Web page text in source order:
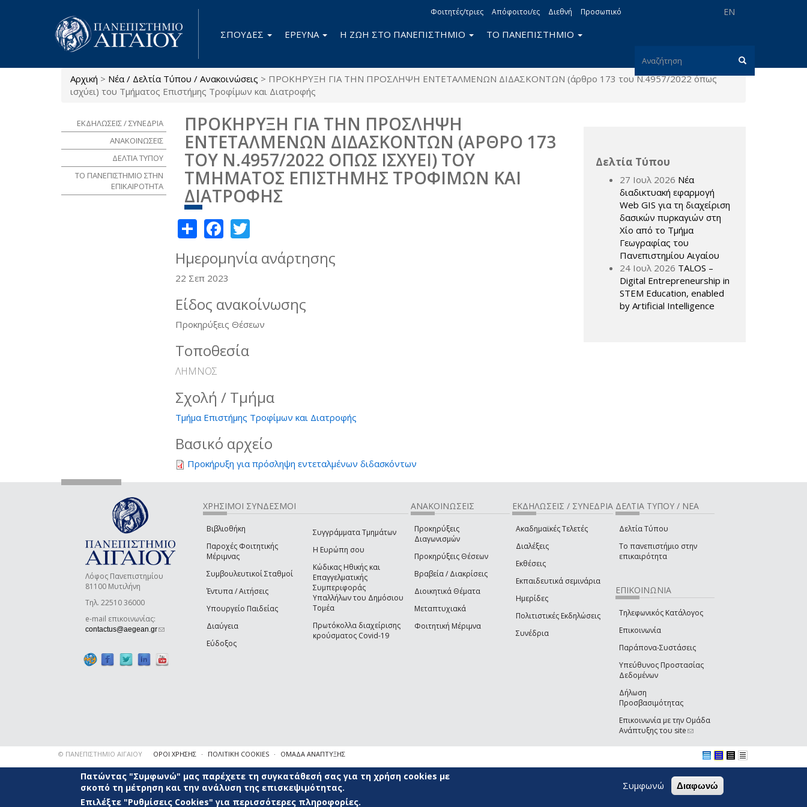
EN
Φοιτητές/τριες Απόφοιτοι/ες Διεθνή Προσωπικό
Φόρμα
αναζήτησης
Αναζήτηση
ΣΠΟΥΔΕΣ ΕΡΕΥΝΑ Η ΖΩΗ ΣΤΟ ΠΑΝΕΠΙΣΤΗΜΙΟ ΤΟ ΠΑΝΕΠΙΣΤΗΜΙΟ
Είστε εδώ
Αρχική > Νέα / Δελτία Τύπου / Ανακοινώσεις > ΠΡΟΚΗΡΥΞΗ ΓΙΑ ΤΗΝ ΠΡΟΣΛΗΨΗ ΕΝΤΕΤΑΛΜΕΝΩΝ ΔΙΔΑΣΚΟΝΤΩΝ (άρθρο 173 του Ν.4957/2022 όπως
ισχύει) του Τμήματος Επιστήμης Τροφίμων και Διατροφής
ΠΡΟΚΗΡΥΞΗ ΓΙΑ ΤΗΝ ΠΡΟΣΛΗΨΗ
ΕΝΤΕΤΑΛΜΕΝΩΝ ΔΙΔΑΣΚΟΝΤΩΝ (ΑΡΘΡΟ 173
ΤΟΥ Ν.4957/2022 ΟΠΩΣ ΙΣΧΥΕΙ) ΤΟΥ
ΤΜΗΜΑΤΟΣ ΕΠΙΣΤΗΜΗΣ ΤΡΟΦΙΜΩΝ ΚΑΙ
ΔΙΑΤΡΟΦΗΣ
ShareFacebook
Ημερομηνία ανάρτησης
22 Σεπ 2023
Είδος ανακοίνωσης
Προκηρύξεις Θέσεων
Τοποθεσία
ΛΗΜΝΟΣ
Σχολή / Τμήμα
Τμήμα Επιστήμης Τροφίμων και Διατροφής
Βασικό αρχείο
Προκήρυξη για πρόσληψη εντεταλμένων διδασκόντων
ΕΚΔΗΛΩΣΕΙΣ / ΣΥΝΕΔΡΙΑ
ΑΝΑΚΟΙΝΩΣΕΙΣ
ΔΕΛΤΙΑ ΤΥΠΟΥ
ΤΟ ΠΑΝΕΠΙΣΤΗΜΙΟ ΣΤΗΝ
ΕΠΙΚΑΙΡΟΤΗΤΑ
Δελτία Τύπου
27 Ιουλ 2026 Νέα
διαδικτυακή εφαρμογή
Web GIS για τη διαχείριση
δασικών πυρκαγιών στη
Χίο από το Τμήμα
Γεωγραφίας του
Πανεπιστημίου Αιγαίου
24 Ιουλ 2026 TALOS –
Digital Entrepreneurship in
STEM Education, enabled
by Artificial Intelligence
Λόφος Πανεπιστημίου
81100 Μυτιλήνη
Τηλ. 22510 36000
e-mail επικοινωνίας:
contactus@aegean.gr(link sends e-mail)
ΧΡΗΣΙΜΟΙ ΣΥΝΔΕΣΜΟΙ
Βιβλιοθήκη
Παροχές Φοιτητικής
Μέριμνας
Συμβουλευτικοί Σταθμοί
Έντυπα / Αιτήσεις
Υπουργείο Παιδείας
Διαύγεια
Εύδοξος
Συγγράμματα Τμημάτων
Η Ευρώπη σου
Κώδικας Ηθικής και
Επαγγελματικής
Συμπεριφοράς
Υπαλλήλων του Δημόσιου
Τομέα
Πρωτόκολλα διαχείρισης
κρούσματος Covid-19
ΑΝΑΚΟΙΝΩΣΕΙΣ
Προκηρύξεις
Διαγωνισμών
Προκηρύξεις Θέσεων
Βραβεία / Διακρίσεις
Διοικητικά Θέματα
Μεταπτυχιακά
Φοιτητική Μέριμνα
ΕΚΔΗΛΩΣΕΙΣ / ΣΥΝΕΔΡΙΑ
Ακαδημαϊκές Τελετές
Διαλέξεις
Εκθέσεις
Εκπαιδευτικά σεμινάρια
Ημερίδες
Πολιτιστικές Εκδηλώσεις
Συνέδρια
ΔΕΛΤΙΑ ΤΥΠΟΥ / ΝΕΑ
Δελτία Τύπου
Το πανεπιστήμιο στην
επικαιρότητα
ΕΠΙΚΟΙΝΩΝΙΑ
Τηλεφωνικός Κατάλογος
Επικοινωνία
Παράπονα-Συστάσεις
Υπεύθυνος Προστασίας
Δεδομένων
Δήλωση
Προσβασιμότητας
Επικοινωνία με την Ομάδα
Ανάπτυξης του site(link sends e-mail)
© ΠΑΝΕΠΙΣΤΗΜΙΟ ΑΙΓΑΙΟΥ ΟΡΟΙ ΧΡΗΣΗΣ ΠΟΛΙΤΙΚΗ COOKIES ΟΜΑΔΑ ΑΝΑΠΤΥΞΗΣ
Πατώντας "Συμφωνώ" μας παρέχετε τη συγκατάθεσή σας για τη χρήση cookies με
σκοπό τη μέτρηση και την ανάλυση της επισκεψιμότητας.
Επιλέξτε "Ρυθμίσεις Cookies" για περισσότερες πληροφορίες.
Συμφωνώ Διαφωνώ